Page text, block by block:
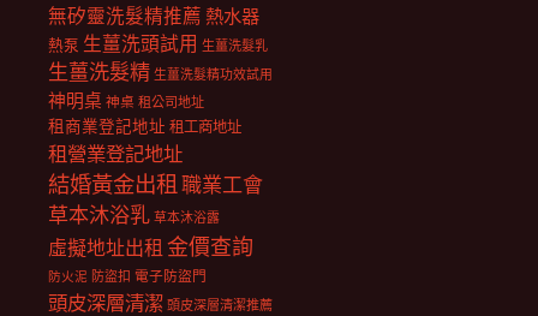
無矽靈洗髮精推薦 熱水器
熱泵 生薑洗頭試用 生薑洗髮乳
生薑洗髮精 生薑洗髮精功效試用
神明桌 神桌 租公司地址
租商業登記地址 租工商地址
租營業登記地址
結婚黃金出租職業工會
草本沐浴乳 草本沐浴露
虛擬地址出租 金價查詢
防火泥 防盜扣 電子防盜門
頭皮深層清潔 頭皮深層清潔推薦